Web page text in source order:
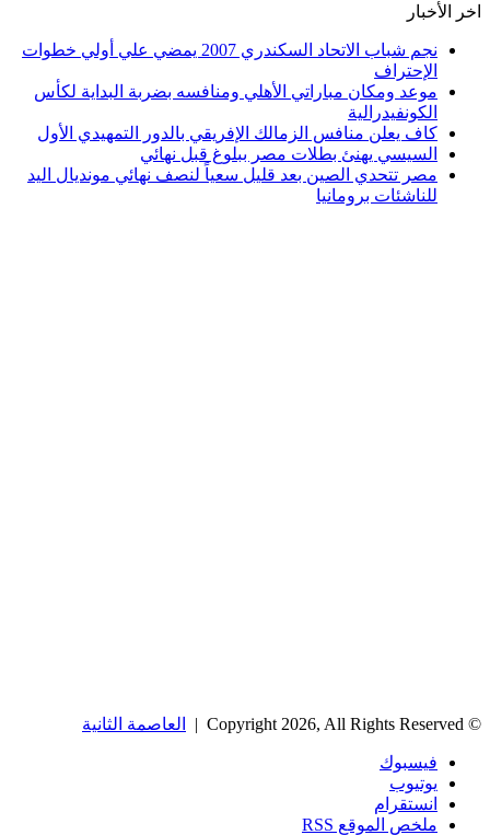
اخر الأخبار
نجم شباب الاتحاد السكندري 2007 يمضي علي أولي خطوات
الإحتراف
موعد ومكان مباراتي الأهلي ومنافسه بضربة البداية لكأس
الكونفيدرالية
كاف يعلن منافس الزمالك الإفريقي بالدور التمهيدي الأول
السيسي يهنئ بطلات مصر ببلوغ قبل نهائي
مصر تتحدي الصين بعد قليل سعياً لنصف نهائي مونديال اليد
للناشئات برومانيا
© Copyright 2026, All Rights Reserved | العاصمة الثانية
فيسبوك
يوتيوب
انستقرام
ملخص الموقع RSS